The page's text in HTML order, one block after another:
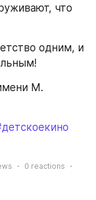
что
одним, и
М.
0 reactions